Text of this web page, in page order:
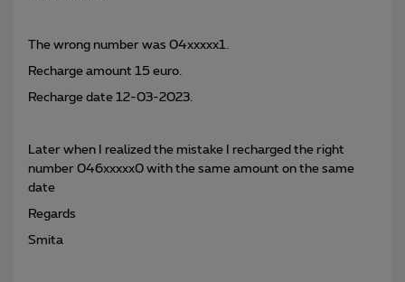
The wrong number was 04xxxxx1.
Recharge amount 15 euro.
Recharge date 12-03-2023.
Later when I realized the mistake I recharged the right
number 046xxxxx0 with the same amount on the same
date
Regards
Smita